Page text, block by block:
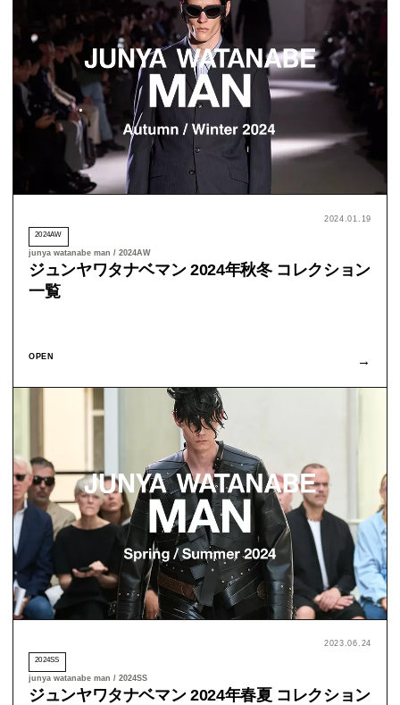
2024.01.19
2024AW
junya watanabe man / 2024AW
ジュンヤワタナベマン 2024年秋冬 コレクション
一覧
OPEN →
2023.06.24
2024SS
junya watanabe man / 2024SS
ジュンヤワタナベマン 2024年春夏 コレクション